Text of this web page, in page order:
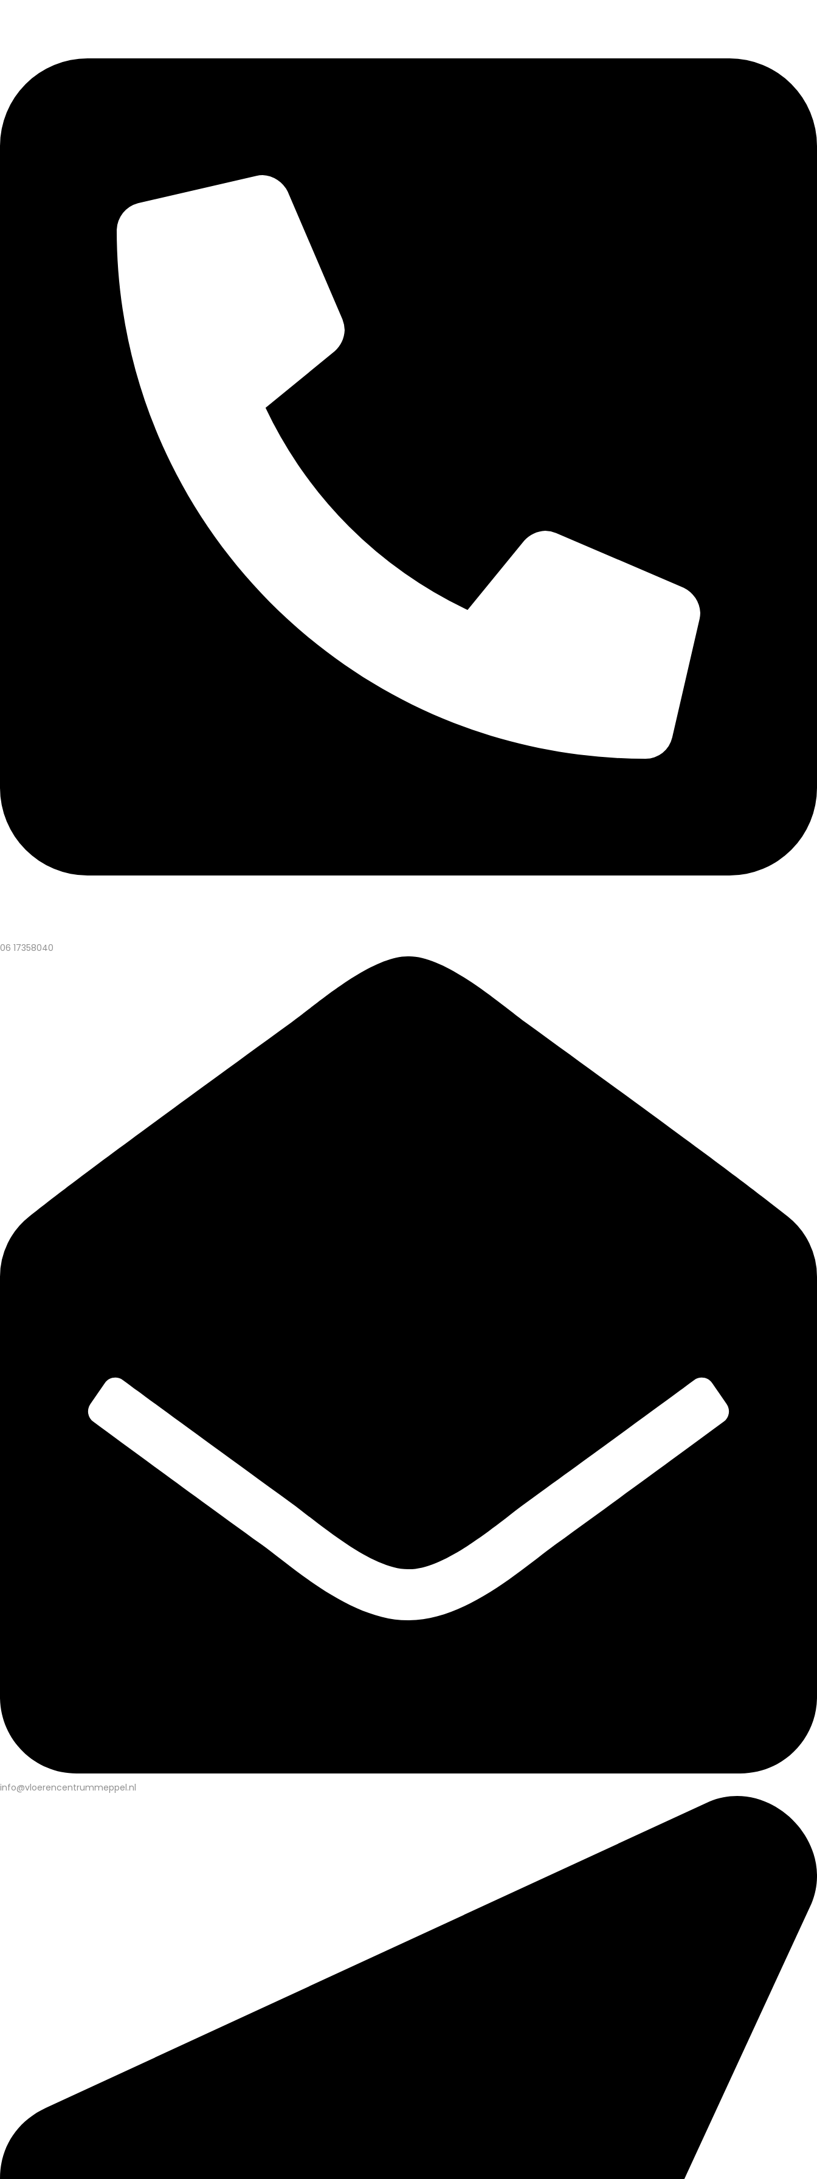
06 17358040
info@vloerencentrummeppel.nl